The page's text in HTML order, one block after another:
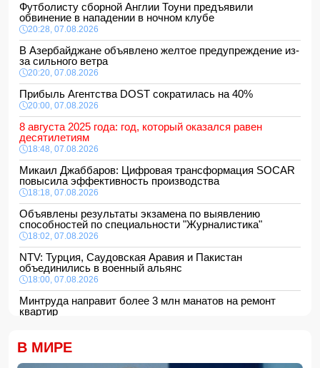
Футболисту сборной Англии Тоуни предъявили
обвинение в нападении в ночном клубе
20:28, 07.08.2026
В Азербайджане объявлено желтое предупреждение из-
за сильного ветра
20:20, 07.08.2026
Прибыль Агентства DOST сократилась на 40%
20:00, 07.08.2026
8 августа 2025 года: год, который оказался равен
десятилетиям
18:48, 07.08.2026
Микаил Джаббаров: Цифровая трансформация SOCAR
повысила эффективность производства
18:18, 07.08.2026
Объявлены результаты экзамена по выявлению
способностей по специальности "Журналистика"
18:02, 07.08.2026
NTV: Турция, Саудовская Аравия и Пакистан
объединились в военный альянс
18:00, 07.08.2026
Минтруда направит более 3 млн манатов на ремонт
квартир
Сформирована структура Совета по медиа и вещанию
В МИРЕ